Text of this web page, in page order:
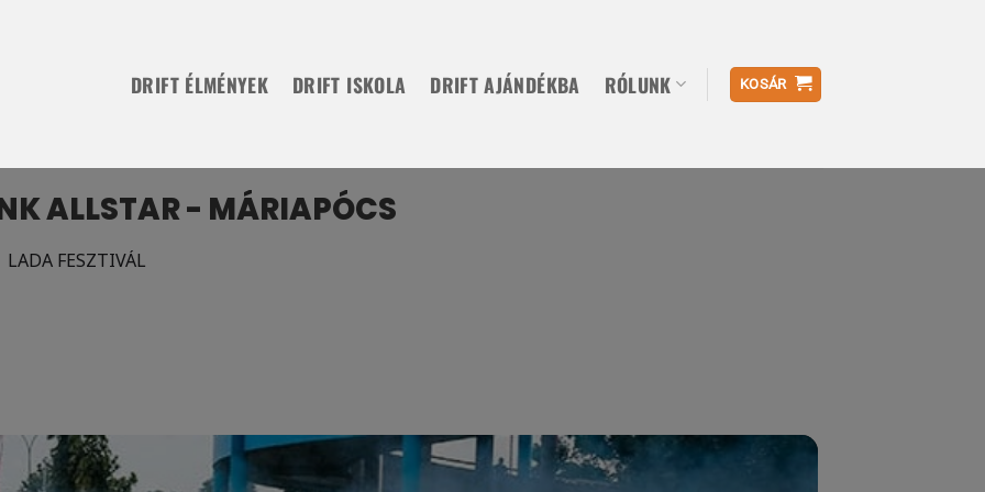
DRIFT ÉLMÉNYEK DRIFT ISKOLA DRIFT AJÁNDÉKBA RÓLUNK KOSÁR
ALLSTAR - MÁRIAPÓCS
FESZTIVÁL